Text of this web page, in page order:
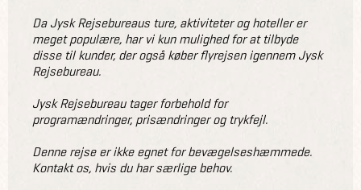
Da Jysk Rejsebureaus ture, aktiviteter og hoteller er
meget populære, har vi kun mulighed for at tilbyde
disse til kunder, der også køber flyrejsen igennem Jysk
Rejsebureau.
Jysk Rejsebureau tager forbehold for
programændringer, prisændringer og trykfejl.
Denne rejse er ikke egnet for bevægelseshæmmede.
Kontakt os, hvis du har særlige behov.